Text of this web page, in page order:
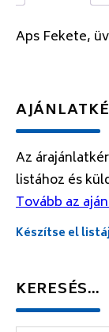
Aps Fekete,
Az
listához és
Tovább az
Készítse el
KERESÉS…